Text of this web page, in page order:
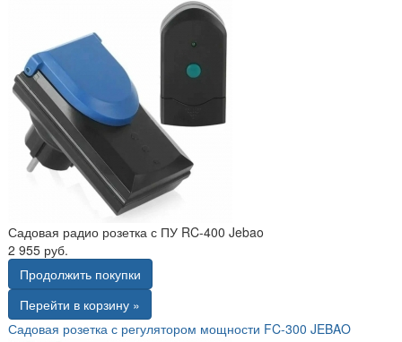
Садовая радио розетка с ПУ RC-400 Jebao
2 955 руб.
Продолжить покупки
Перейти в корзину »
Садовая розетка с регулятором мощности FC-300 JEBAO